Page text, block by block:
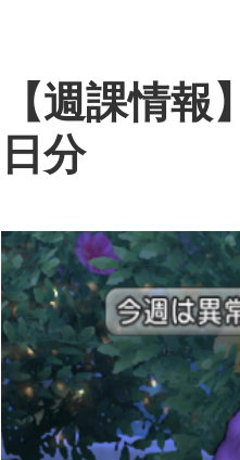
【週課情
日分